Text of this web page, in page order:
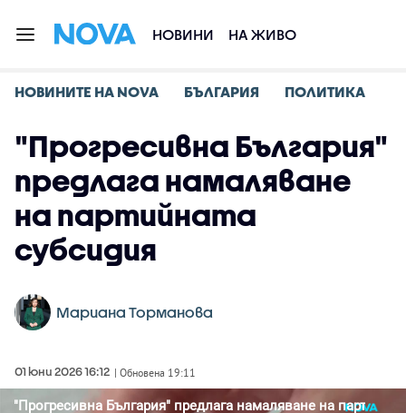
НОВИНИ НА ЖИВО
НОВИНИТЕ НА NOVA БЪЛГАРИЯ ПОЛИТИКА
"Прогресивна България"
предлага намаляване
на партийната
субсидия
Мариана Торманова
01 юни 2026 16:12 | Обновена 19:11